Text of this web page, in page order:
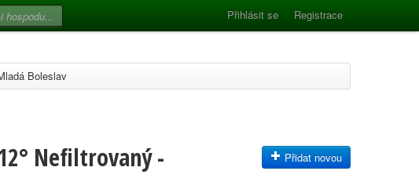
Přihlásit se Registrace
Boleslav
Nefiltrovaný - Přidat novou